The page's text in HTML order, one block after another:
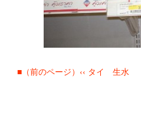
■（前のページ）‹‹ タイ 生水